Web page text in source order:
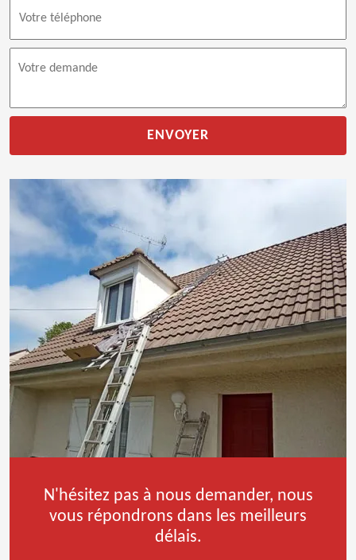
N'hésitez pas à nous demander, nous
vous répondrons dans les meilleurs
délais.